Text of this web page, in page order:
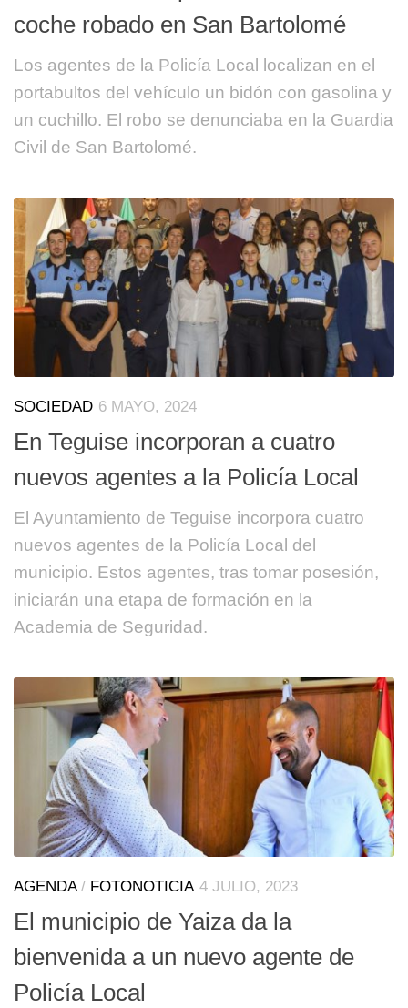
coche robado en San Bartolomé
Los agentes de la Policía Local localizan en el
portabultos del vehículo un bidón con gasolina y
un cuchillo. El robo se denunciaba en la Guardia
Civil de San Bartolomé.
SOCIEDAD 6 MAYO, 2024
En Teguise incorporan a cuatro
nuevos agentes a la Policía Local
El Ayuntamiento de Teguise incorpora cuatro
nuevos agentes de la Policía Local del
municipio. Estos agentes, tras tomar posesión,
iniciarán una etapa de formación en la
Academia de Seguridad.
AGENDA/ FOTONOTICIA 4 JULIO, 2023
El municipio de Yaiza da la
bienvenida a un nuevo agente de
Policía Local